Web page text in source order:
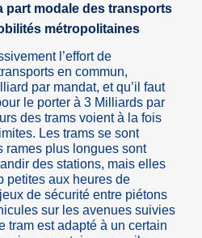
part modale des transports
métropolitaines
l’effort de
en commun,
par mandat, et qu’il faut
le porter à 3 Milliards par
des trams voient à la fois
Les trams se sont
rames plus longues sont
des stations, mais elles
petites aux heures de
de sécurité entre piétons
sur les avenues suivies
tram est adapté à un certain